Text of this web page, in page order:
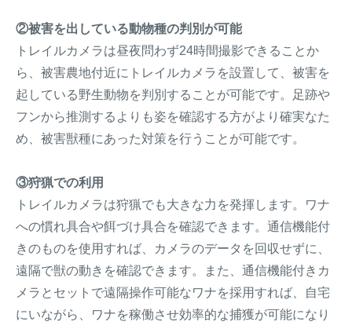
②被害を出している動物種の判別が可能
トレイルカメラは昼夜問わず24時間撮影できることか
ら、被害農地付近にトレイルカメラを設置して、被害を
起している野生動物を判別することが可能です。足跡や
フンから推測するよりも姿を確認する方がより確実なた
め、被害獣種にあった対策を行うことが可能です。
③狩猟での利用
トレイルカメラは狩猟でも大きな力を発揮します。ワナ
への慣れ具合や餌づけ具合を確認できます。通信機能付
きのものを使用すれば、カメラのデータを回収せずに、
遠隔で獣の動きを確認できます。また、通信機能付きカ
メラとセットで遠隔操作可能なワナを採用すれば、自宅
にいながら、ワナを稼働させ効率的な捕獲が可能になり